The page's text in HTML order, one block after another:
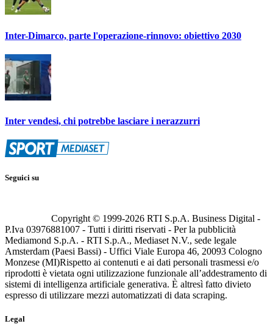
Inter-Dimarco, parte l'operazione-rinnovo: obiettivo 2030
Inter vendesi, chi potrebbe lasciare i nerazzurri
Seguici su
Copyright © 1999-2026 RTI S.p.A. Business Digital -
P.Iva 03976881007 - Tutti i diritti riservati - Per la pubblicità
Mediamond S.p.A. - RTI S.p.A., Mediaset N.V., sede legale
Amsterdam (Paesi Bassi) - Uffici Viale Europa 46, 20093 Cologno
Monzese (MI)Rispetto ai contenuti e ai dati personali trasmessi e/o
riprodotti è vietata ogni utilizzazione funzionale all’addestramento di
sistemi di intelligenza artificiale generativa. È altresì fatto divieto
espresso di utilizzare mezzi automatizzati di data scraping.
Legal